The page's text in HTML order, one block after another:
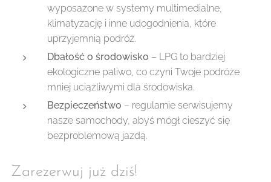
wyposażone w systemy multimedialne,
klimatyzację i inne udogodnienia, które
uprzyjemnią podróż.
Dbałość o środowisko – LPG to bardziej
ekologiczne paliwo, co czyni Twoje podróże
mniej uciążliwymi dla środowiska.
Bezpieczeństwo – regularnie serwisujemy
nasze samochody, abyś mógł cieszyć się
bezproblemową jazdą.
Zarezerwuj już dziś!